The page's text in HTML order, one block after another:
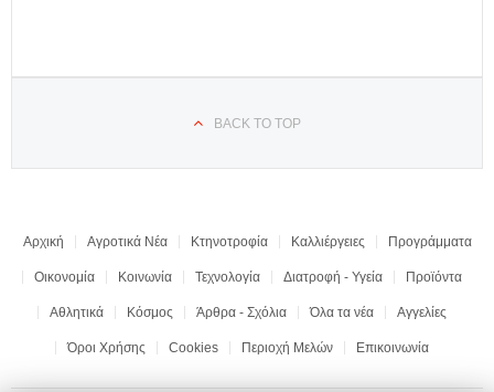
BACK TO TOP
Αρχική Αγροτικά Νέα Κτηνοτροφία Καλλιέργειες Προγράμματα
Οικονομία Κοινωνία Τεχνολογία Διατροφή - Υγεία Προϊόντα
Αθλητικά Κόσμος Άρθρα - Σχόλια Όλα τα νέα Αγγελίες
Όροι Χρήσης Cookies Περιοχή Μελών Επικοινωνία